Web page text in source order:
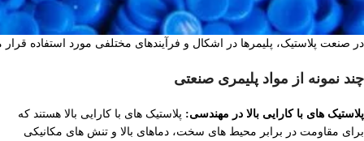
در صنعت پلاستیک، پلیمرها در اشکال و فرآیندهای مختلفی مورد استفاده
چند نمونه از مواد پلیمری صنعتی
پلاستیک های با کارایی بالا در مهندسی: پلاستیک های با کارایی بالا هستند که
برای مقاومت در برابر محیط های سخت، دماهای بالا و تنش های مکانیکی